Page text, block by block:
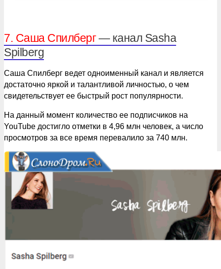
7. Саша Спилберг— канал Sasha
Spilberg
Саша Спилберг ведет одноименный канал и является
достаточно яркой и талантливой личностью, о чем
свидетельствует ее быстрый рост популярности.
На данный момент количество ее подписчиков на
YouTube достигло отметки в 4,96 млн человек, а число
просмотров за все время перевалило за 740 млн.